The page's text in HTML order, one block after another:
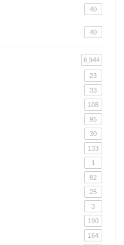
40
40
6,944
23
33
108
95
30
133
1
82
25
3
190
164